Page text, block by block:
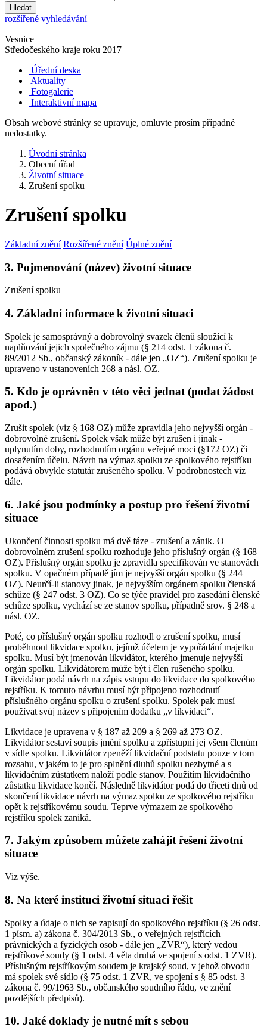
Hledat
rozšířené vyhledávání
Vesnice
Středočeského kraje roku 2017
Úřední deska
Aktuality
Fotogalerie
Interaktivní mapa
Obsah webové stránky se upravuje, omluvte prosím případné
nedostatky.
Úvodní stránka
Obecní úřad
Životní situace
Zrušení spolku
Zrušení spolku
Základní znění Rozšířené znění Úplné znění
3. Pojmenování (název) životní situace
Zrušení spolku
4. Základní informace k životní situaci
Spolek je samosprávný a dobrovolný svazek členů sloužící k
naplňování jejich společného zájmu (§ 214 odst. 1 zákona č.
89/2012 Sb., občanský zákoník - dále jen „OZ“). Zrušení spolku je
upraveno v ustanoveních 268 a násl. OZ.
5. Kdo je oprávněn v této věci jednat (podat žádost
apod.)
Zrušit spolek (viz § 168 OZ) může zpravidla jeho nejvyšší orgán -
dobrovolné zrušení. Spolek však může být zrušen i jinak -
uplynutím doby, rozhodnutím orgánu veřejné moci (§172 OZ) či
dosažením účelu. Návrh na výmaz spolku ze spolkového rejstříku
podává obvykle statutár zrušeného spolku. V podrobnostech viz
dále.
6. Jaké jsou podmínky a postup pro řešení životní
situace
Ukončení činnosti spolku má dvě fáze - zrušení a zánik. O
dobrovolném zrušení spolku rozhoduje jeho příslušný orgán (§ 168
OZ). Příslušný orgán spolku je zpravidla specifikován ve stanovách
spolku. V opačném případě jím je nejvyšší orgán spolku (§ 244
OZ). Neurčí-li stanovy jinak, je nejvyšším orgánem spolku členská
schůze (§ 247 odst. 3 OZ). Co se týče pravidel pro zasedání členské
schůze spolku, vychází se ze stanov spolku, případně srov. § 248 a
násl. OZ.
Poté, co příslušný orgán spolku rozhodl o zrušení spolku, musí
proběhnout likvidace spolku, jejímž účelem je vypořádání majetku
spolku. Musí být jmenován likvidátor, kterého jmenuje nejvyšší
orgán spolku. Likvidátorem může být i člen rušeného spolku.
Likvidátor podá návrh na zápis vstupu do likvidace do spolkového
rejstříku. K tomuto návrhu musí být připojeno rozhodnutí
příslušného orgánu spolku o zrušení spolku. Spolek pak musí
používat svůj název s připojením dodatku „v likvidaci“.
Likvidace je upravena v § 187 až 209 a § 269 až 273 OZ.
Likvidátor sestaví soupis jmění spolku a zpřístupní jej všem členům
v sídle spolku. Likvidátor zpeněží likvidační podstatu pouze v tom
rozsahu, v jakém to je pro splnění dluhů spolku nezbytné a s
likvidačním zůstatkem naloží podle stanov. Použitím likvidačního
zůstatku likvidace končí. Následně likvidátor podá do třiceti dnů od
skončení likvidace návrh na výmaz spolku ze spolkového rejstříku
opět k rejstříkovému soudu. Teprve výmazem ze spolkového
rejstříku spolek zaniká.
7. Jakým způsobem můžete zahájit řešení životní
situace
Viz výše.
8. Na které instituci životní situaci řešit
Spolky a údaje o nich se zapisují do spolkového rejstříku (§ 26 odst.
1 písm. a) zákona č. 304/2013 Sb., o veřejných rejstřících
právnických a fyzických osob - dále jen „ZVR“), který vedou
rejstříkové soudy (§ 1 odst. 4 věta druhá ve spojení s odst. 1 ZVR).
Příslušným rejstříkovým soudem je krajský soud, v jehož obvodu
má spolek své sídlo (§ 75 odst. 1 ZVR, ve spojení s § 85 odst. 3
zákona č. 99/1963 Sb., občanského soudního řádu, ve znění
pozdějších předpisů).
10. Jaké doklady je nutné mít s sebou